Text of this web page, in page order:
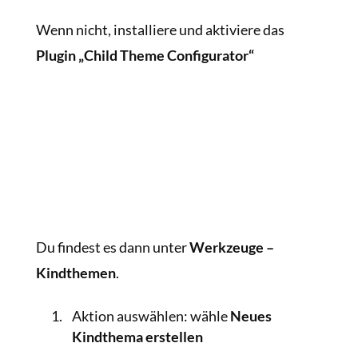
Wenn nicht, installiere und aktiviere das
Plugin „Child Theme Configurator“
Du findest es dann unterWerkzeuge –
Kindthemen.
Aktion auswählen: wähleNeues
Kindthema erstellen